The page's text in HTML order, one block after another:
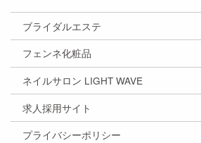
ブライダルエステ
フェンネ化粧品
ネイルサロン LIGHT WAVE
求人採用サイト
プライバシーポリシー